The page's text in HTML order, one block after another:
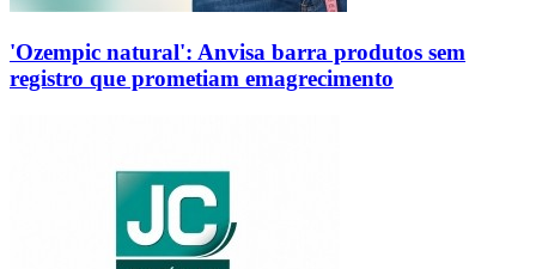
'Ozempic natural': Anvisa barra produtos sem
registro que prometiam emagrecimento